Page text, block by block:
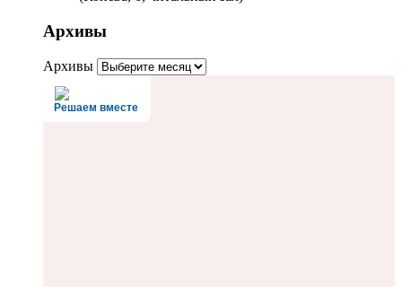
Архивы
Архивы
Решаем вместе